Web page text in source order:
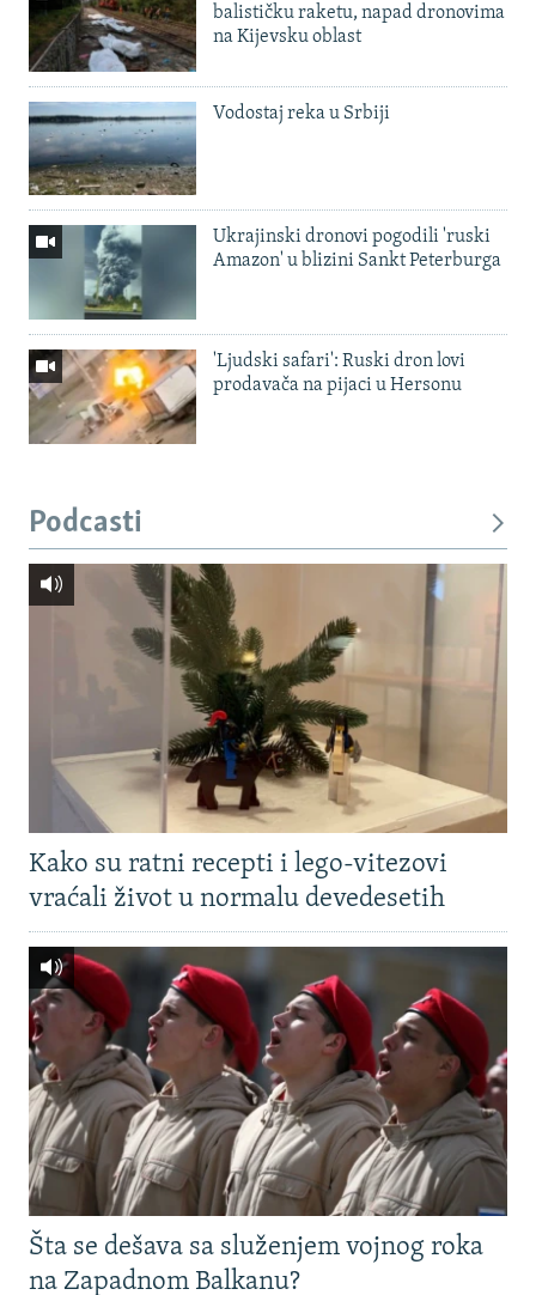
balističku raketu, napad dronovima
na Kijevsku oblast
Vodostaj reka u Srbiji
Ukrajinski dronovi pogodili 'ruski
Amazon' u blizini Sankt Peterburga
'Ljudski safari': Ruski dron lovi
prodavača na pijaci u Hersonu
Podcasti
Kako su ratni recepti i lego-vitezovi
vraćali život u normalu devedesetih
Šta se dešava sa služenjem vojnog roka
na Zapadnom Balkanu?